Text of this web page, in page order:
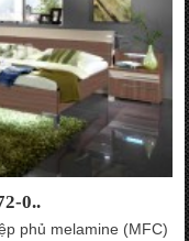
0..
phủ melamine (MFC)